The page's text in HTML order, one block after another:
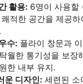
활용: 6명이 사용할
쾌적한 공간을 제공
수: 플라이 창문과
월한 통기성을 보장
한 내부 유지.
운 디자인: 세련된 소